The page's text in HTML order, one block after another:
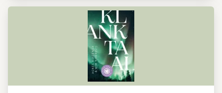
wordt Leon bijgestaan door de Joodse Rivka en
egyptoloog Charles. Ze laten hem de historische feiten én
betekenis van het exodus-verhaal zien. Dit leidt tot een
confrontatie tussen Leon en de God van Mozes, tussen
Leons hart en het hart van Jezus.